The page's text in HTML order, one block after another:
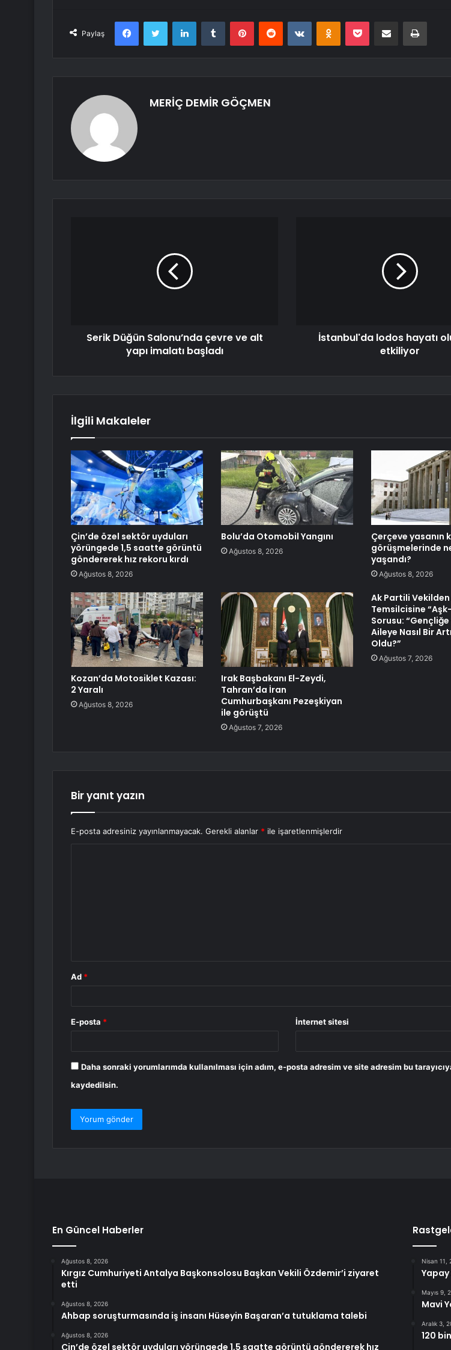
Paylaş
FacebookTwitter LinkedInTumblr PinterestReddit VKontakteOdnoklassniki
Pocket E-Posta ile paylaş Yazdır
MERİÇ DEMİR GÖÇMEN
Serik Düğün Salonu’nda çevre ve alt
yapı imalatı başladı
İstanbul'da lodos hayatı
etkiliyor
İlgili Makaleler
Çin’de özel sektör uyduları
yörüngede 1,5 saatte görüntü
göndererek hız rekoru kırdı
Ağustos 8, 2026
Bolu’da Otomobil Yangını
Ağustos 8, 2026
Çerçeve yasanın
görüşmelerinde
yaşandı?
Ağustos 8, 2026
Kozan’da Motosiklet Kazası:
2 Yaralı
Ağustos 8, 2026
Irak Başbakanı El-Zeydi,
Tahran’da İran
Cumhurbaşkanı Pezeşkiyan
ile görüştü
Ağustos 7, 2026
Ak Partili Vekilden
Temsilcisine
Sorusu:
Aileye Nasıl Bir
Oldu?”
Ağustos 7, 2026
Bir yanıt yazın
E-posta adresiniz yayınlanmayacak. Gerekli alanlar * ile işaretlenmişlerdir
Ad *
E-posta * İnternet sitesi
Daha sonraki yorumlarımda kullanılması için adım, e-posta adresim ve site adresim bu
kaydedilsin.
En Güncel Haberler
Ağustos 8, 2026
Kırgız Cumhuriyeti Antalya Başkonsolosu Başkan Vekili Özdemir’i ziyaret
etti
Ağustos 8, 2026
Ahbap soruşturmasında iş insanı Hüseyin Başaran’a tutuklama talebi
Ağustos 8, 2026
Çin’de özel sektör uyduları yörüngede 1,5 saatte görüntü göndererek hız
Nisan 11,
Mayıs 9,
Mavi
Aralık 3,
120